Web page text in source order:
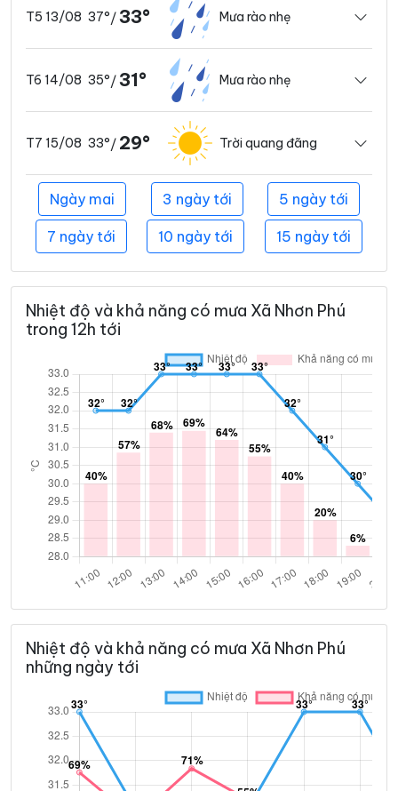
T5 13/08 37°/ 33° Mưa rào nhẹ
T6 14/08 35°/ 31° Mưa rào nhẹ
T7 15/08 33°/ 29° Trời quang đãng
Ngày mai 3 ngày tới 5 ngày tới
7 ngày tới 10 ngày tới 15 ngày tới
Nhiệt độ và khả năng có mưa Xã Nhơn Phú
trong 12h tới
Nhiệt độ và khả năng có mưa Xã Nhơn Phú
những ngày tới